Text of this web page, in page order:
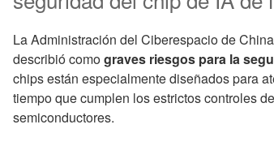
La Administración del Ciberespacio de
describió comograves riesgos para la
chips están especialmente diseñados para
tiempo que cumplen los estrictos controles
semiconductores.